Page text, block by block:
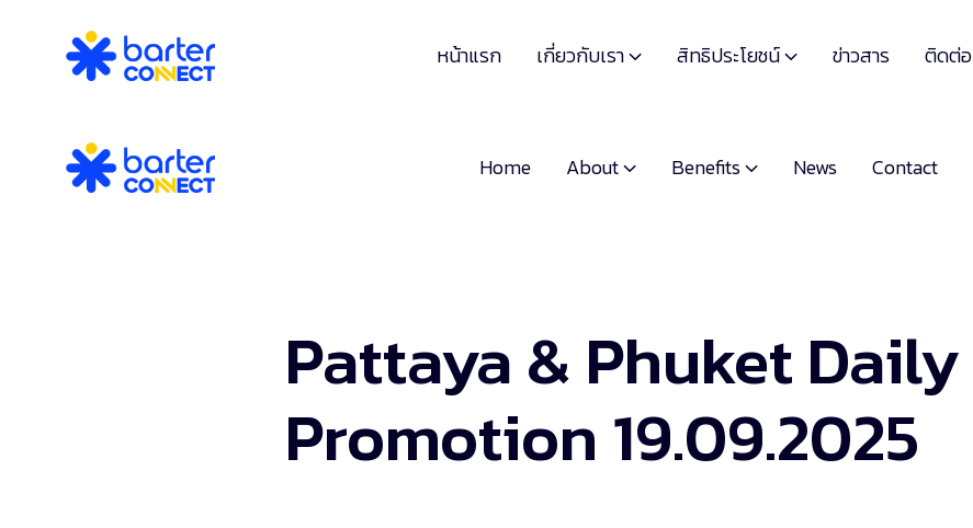
หน้าแรก เกี่ยวกับเรา  สิทธิประโยชน์  ข่าวสาร ติดต่อ
Home About  Benefits  News Contact
Pattaya & Phuket Daily
Promotion 19.09.2025